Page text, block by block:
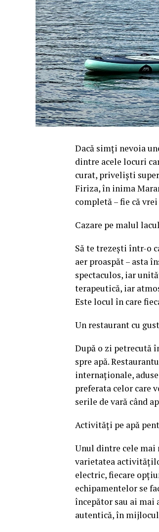
Dacă simți nevoia
dintre acele locuri
curat, priveliști
Firiza, în inima
completă – fie că
Cazare pe malul
Să te trezești într-o
aer proaspăt – asta
spectaculos, iar
terapeutică, iar
Este locul în care
Un restaurant cu
După o zi petrecută
spre apă.
internaționale,
preferata celor care
serile de vară când
Activități pe apă
Unul dintre cele mai
varietatea
electric, fiecare
echipamentelor se
începător sau ai mai
autentică, în